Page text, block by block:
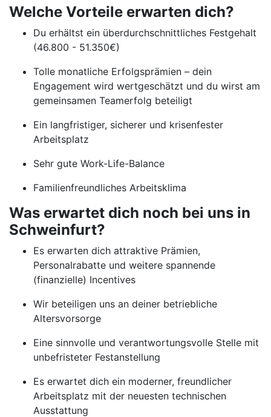
Welche Vorteile erwarten dich?
Du erhältst ein überdurchschnittliches Festgehalt
(46.800 - 51.350€)
Tolle monatliche Erfolgsprämien – dein
Engagement wird wertgeschätzt und du wirst am
gemeinsamen Teamerfolg beteiligt
Ein langfristiger, sicherer und krisenfester
Arbeitsplatz
Sehr gute Work-Life-Balance
Familienfreundliches Arbeitsklima
Was erwartet dich noch bei uns in
Schweinfurt?
Es erwarten dich attraktive Prämien,
Personalrabatte und weitere spannende
(finanzielle) Incentives
Wir beteiligen uns an deiner betriebliche
Altersvorsorge
Eine sinnvolle und verantwortungsvolle Stelle mit
unbefristeter Festanstellung
Es erwartet dich ein moderner, freundlicher
Arbeitsplatz mit der neuesten technischen
Ausstattung